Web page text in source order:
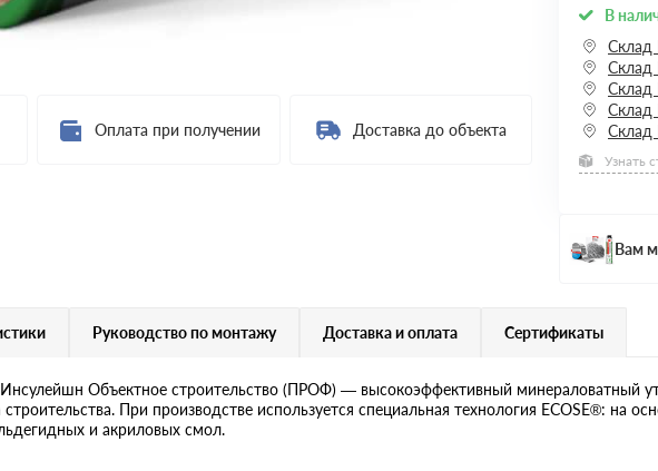
Оплата при получении Доставка до объекта
В
Склад
Склад
Склад
Склад
Склад
Узнать
Вам
Руководство по монтажу Доставка и оплата Сертификаты
Объектное строительство (ПРОФ) — высокоэффективный минераловатный
При производстве используется специальная технология ECOSE®: на
и акриловых смол.